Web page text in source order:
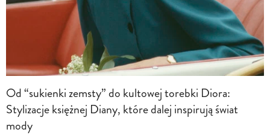
Od “sukienki zemsty” do kultowej torebki Diora:
Stylizacje księżnej Diany, które dalej inspirują świat
mody